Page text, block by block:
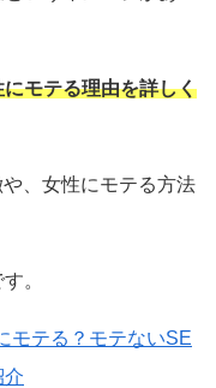
モテる理由を詳しく
、女性にモテる方法
。
モテる？モテないSE
介